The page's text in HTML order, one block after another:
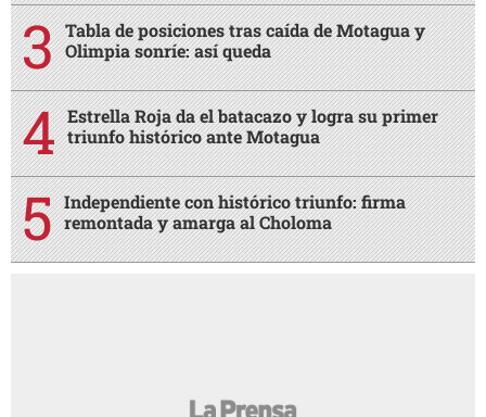
Tabla de posiciones tras caída de Motagua y
Olimpia sonríe: así queda
Estrella Roja da el batacazo y logra su primer
triunfo histórico ante Motagua
Independiente con histórico triunfo: firma
remontada y amarga al Choloma